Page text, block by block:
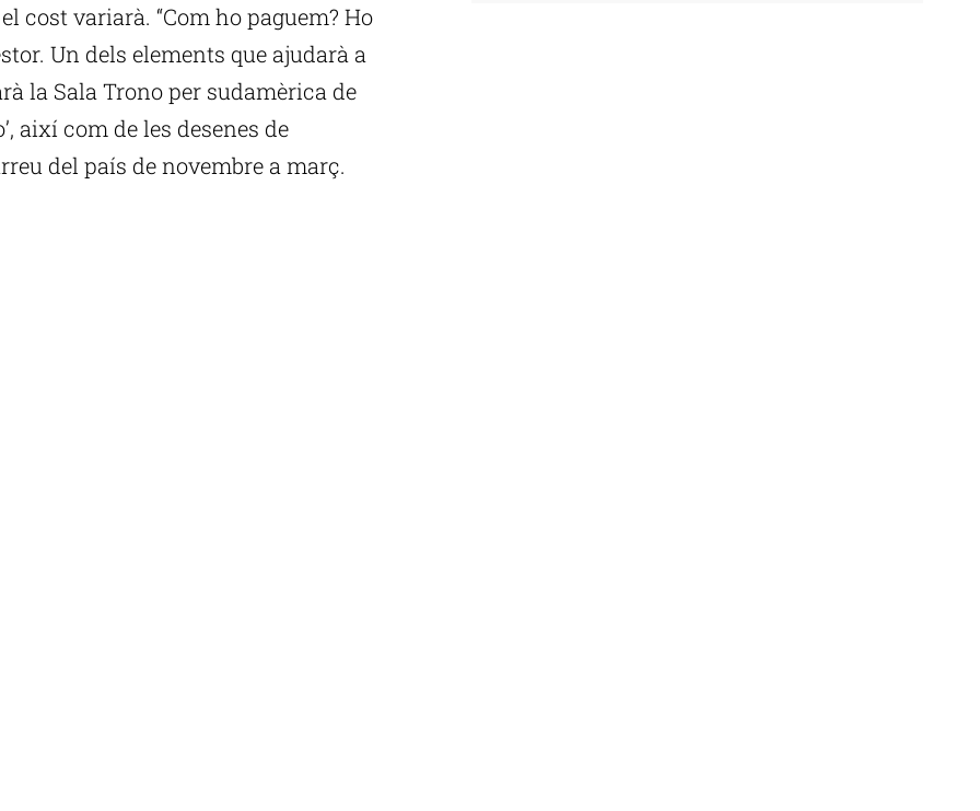
cost variarà. “Com ho paguem? Ho
Un dels elements que ajudarà a
la Sala Trono per sudamèrica de
així com de les desenes de
del país de novembre a març.